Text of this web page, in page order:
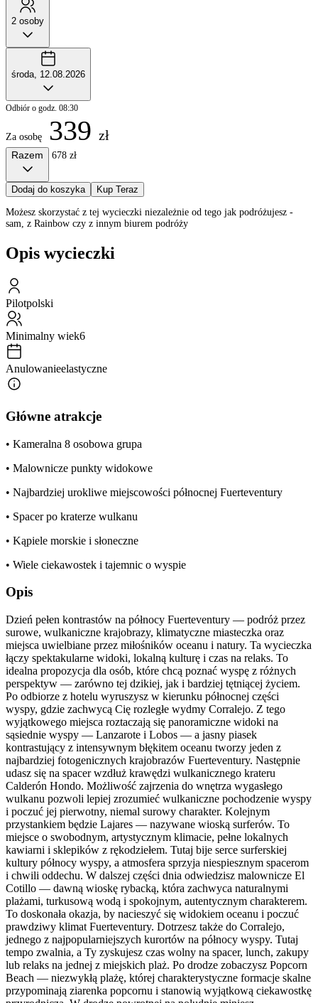
2 osoby
środa, 12.08.2026
Odbiór o godz. 08:30
Za osobę 339 zł
Razem 678 zł
Dodaj do koszyka Kup Teraz
Możesz skorzystać z tej wycieczki niezależnie od tego jak podróżujesz -
sam, z Rainbow czy z innym biurem podróży
Opis wycieczki
Pilotpolski
Minimalny wiek6
Anulowanieelastyczne
Główne atrakcje
• Kameralna 8 osobowa grupa
• Malownicze punkty widokowe
• Najbardziej urokliwe miejscowości północnej Fuerteventury
• Spacer po kraterze wulkanu
• Kąpiele morskie i słoneczne
• Wiele ciekawostek i tajemnic o wyspie
Opis
Dzień pełen kontrastów na północy Fuerteventury — podróż przez
surowe, wulkaniczne krajobrazy, klimatyczne miasteczka oraz
miejsca uwielbiane przez miłośników oceanu i natury. Ta wycieczka
łączy spektakularne widoki, lokalną kulturę i czas na relaks. To
idealna propozycja dla osób, które chcą poznać wyspę z różnych
perspektyw — zarówno tej dzikiej, jak i bardziej tętniącej życiem.
Po odbiorze z hotelu wyruszysz w kierunku północnej części
wyspy, gdzie zachwycą Cię rozległe wydmy Corralejo. Z tego
wyjątkowego miejsca roztaczają się panoramiczne widoki na
sąsiednie wyspy — Lanzarote i Lobos — a jasny piasek
kontrastujący z intensywnym błękitem oceanu tworzy jeden z
najbardziej fotogenicznych krajobrazów Fuerteventury. Następnie
udasz się na spacer wzdłuż krawędzi wulkanicznego krateru
Calderón Hondo. Możliwość zajrzenia do wnętrza wygasłego
wulkanu pozwoli lepiej zrozumieć wulkaniczne pochodzenie wyspy
i poczuć jej pierwotny, niemal surowy charakter. Kolejnym
przystankiem będzie Lajares — nazywane wioską surferów. To
miejsce o swobodnym, artystycznym klimacie, pełne lokalnych
kawiarni i sklepików z rękodziełem. Tutaj bije serce surferskiej
kultury północy wyspy, a atmosfera sprzyja niespiesznym spacerom
i chwili oddechu. W dalszej części dnia odwiedzisz malownicze El
Cotillo — dawną wioskę rybacką, która zachwyca naturalnymi
plażami, turkusową wodą i spokojnym, autentycznym charakterem.
To doskonała okazja, by nacieszyć się widokiem oceanu i poczuć
prawdziwy klimat Fuerteventury. Dotrzesz także do Corralejo,
jednego z najpopularniejszych kurortów na północy wyspy. Tutaj
tempo zwalnia, a Ty zyskujesz czas wolny na spacer, lunch, zakupy
lub relaks na jednej z miejskich plaż. Po drodze zobaczysz Popcorn
Beach — niezwykłą plażę, której charakterystyczne formacje skalne
przypominają ziarenka popcornu i stanowią wyjątkową ciekawostkę